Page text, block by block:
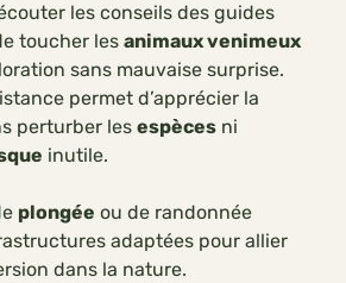
les conseils des guides
toucher les animaux venimeux
sans mauvaise surprise.
permet d’apprécier la
perturber les espèces ni
inutile.
plongée ou de randonnée
adaptées pour allier
dans la nature.